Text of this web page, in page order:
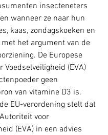
insecteneters
wanneer ze naar hun
kaas, zondagskoeken en
het argument van de
De Europese
Voedselveiligheid (EVA)
geen
van vitamine D3 is.
EU-verordening stelt dat
voor
(EVA) in een advies